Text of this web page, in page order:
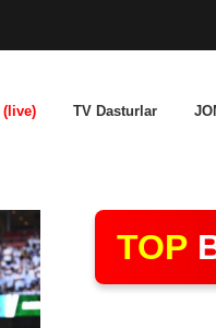
(live) TV Dasturlar
TOP